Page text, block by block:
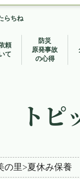
らちね
頼
て
防災
原発事故
の心得
トピ
の里>夏休み保養